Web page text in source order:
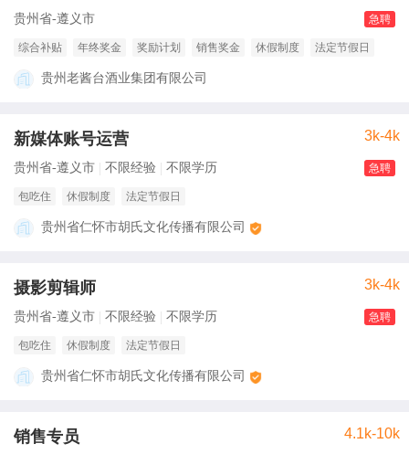
贵州省-遵义市 急聘
综合补贴 年终奖金 奖励计划 销售奖金 休假制度 法定节假日
贵州老酱台酒业集团有限公司
新媒体账号运营 3k-4k
贵州省-遵义市 不限经验 不限学历 急聘
包吃住 休假制度 法定节假日
贵州省仁怀市胡氏文化传播有限公司
摄影剪辑师 3k-4k
贵州省-遵义市 不限经验 不限学历 急聘
包吃住 休假制度 法定节假日
贵州省仁怀市胡氏文化传播有限公司
销售专员 4.1k-10k